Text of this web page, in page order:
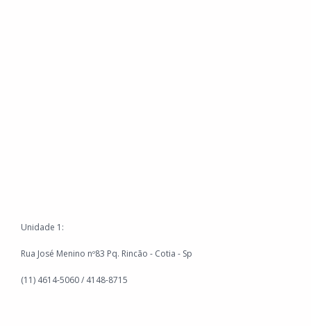
Unidade 1:
Rua José Menino nº83 Pq. Rincão - Cotia - Sp
(11) 4614-5060 / 4148-8715